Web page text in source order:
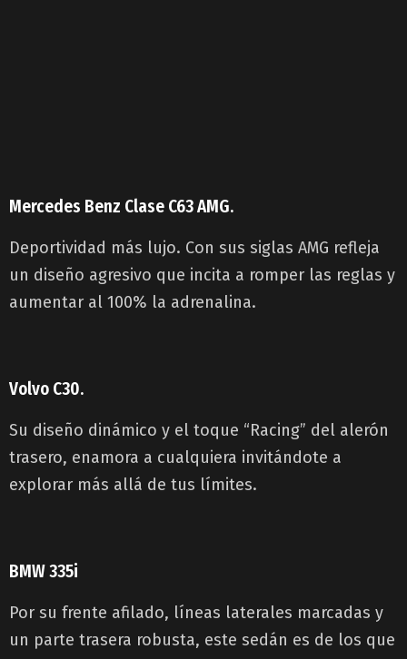
Mercedes Benz Clase C63 AMG.
Deportividad más lujo. Con sus siglas AMG refleja
un diseño agresivo que incita a romper las reglas y
aumentar al 100% la adrenalina.
Volvo C30.
Su diseño dinámico y el toque “Racing” del alerón
trasero, enamora a cualquiera invitándote a
explorar más allá de tus límites.
BMW 335i
Por su frente afilado, líneas laterales marcadas y
un parte trasera robusta, este sedán es de los que